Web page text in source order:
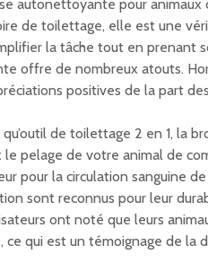
autonettoyante pour animaux
de toilettage, elle est une
la tâche tout en prenant
offre de nombreux atouts.
positives de la part
de toilettage 2 en 1, la
le pelage de votre animal de
pour la circulation sanguine
sont reconnus pour leur
ont noté que leurs
ce qui est un témoignage de la